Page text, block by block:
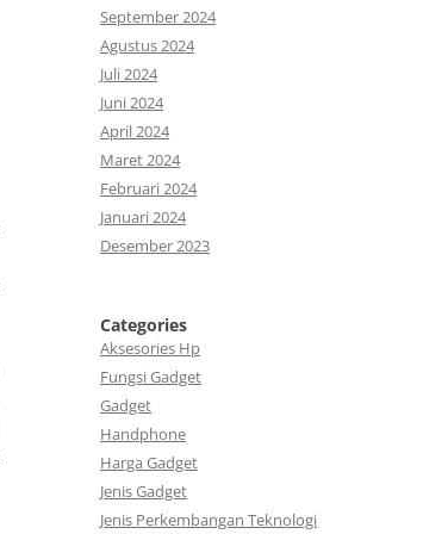
September 2024
Agustus 2024
Juli 2024
Juni 2024
April 2024
Maret 2024
Februari 2024
Januari 2024
Desember 2023
Categories
Aksesories Hp
Fungsi Gadget
Gadget
Handphone
Harga Gadget
Jenis Gadget
Jenis Perkembangan Teknologi